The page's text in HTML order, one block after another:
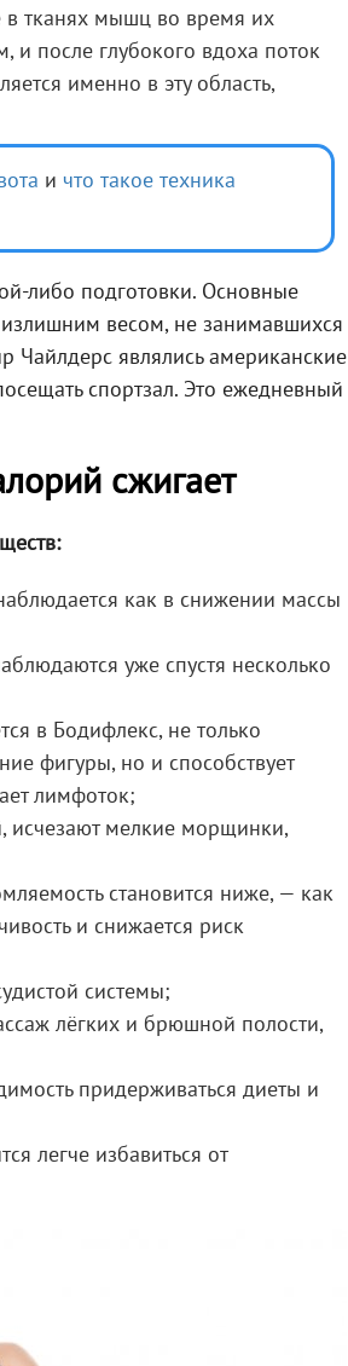
в тканях мышц во время их
и после глубокого вдоха поток
именно в эту область,
и что такое техника
либо подготовки. Основные
весом, не занимавшихся
Чайлдерс являлись американские
спортзал. Это ежедневный
сжигает
как в снижении массы
уже спустя несколько
в Бодифлекс, не только
фигуры, но и способствует
лимфоток;
исчезают мелкие морщинки,
становится ниже, — как
и снижается риск
системы;
лёгких и брюшной полости,
придерживаться диеты и
легче избавиться от